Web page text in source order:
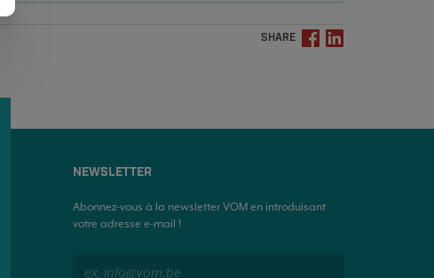
SHARE
NEWSLETTER
Abonnez-vous à la newsletter VOM en introduisant
votre adresse e-mail !